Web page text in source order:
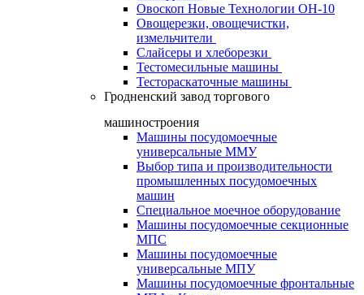
Овоскоп Новые Технологии ОН-10
Овощерезки, овощечистки,
измельчители
Слайсеры и хлеборезки
Тестомесильные машины
Тестораскаточные машины
Гродненский завод торгового
машиностроения
Машины посудомоечные
универсальные ММУ
Выбор типа и производительности
промышленных посудомоечных
машин
Специальное моечное оборудование
Машины посудомоечные секционные
МПС
Машины посудомоечные
универсальные МПУ
Машины посудомоечные фронтальные